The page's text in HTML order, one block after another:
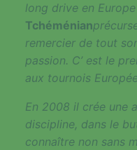
long drive en
Tchéménian
remercier de tout
passion. C’ est le
aux tournois
En 2008 il crée une
discipline, dans le
connaître non sans